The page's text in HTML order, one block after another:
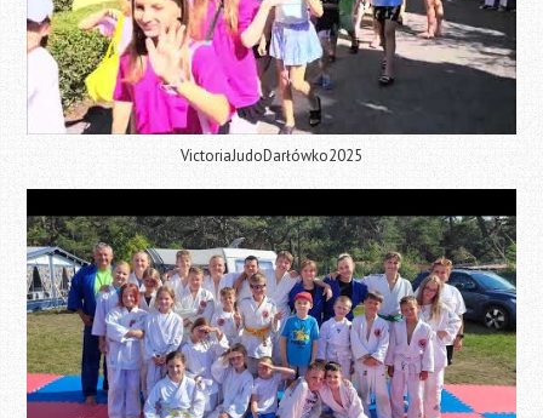
VictoriaJudoDarłówko2025